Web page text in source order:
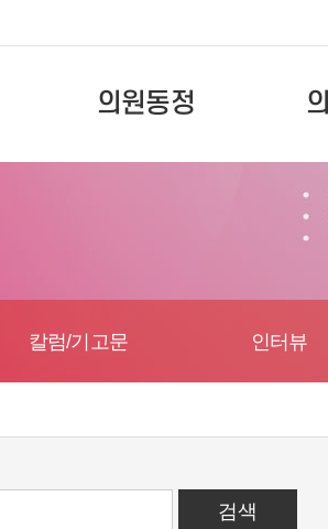
의원동정
칼럼/기고문 인터뷰